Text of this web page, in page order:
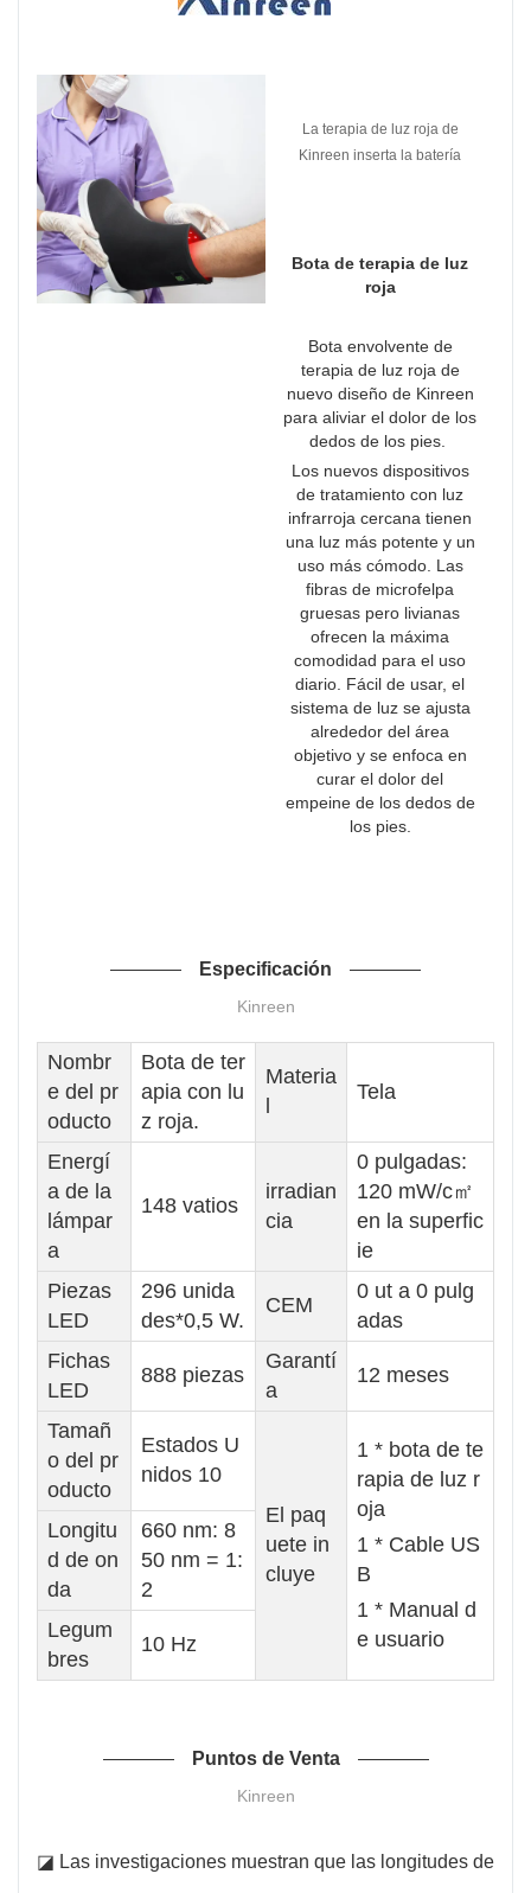
La terapia de luz roja de
Kinreen inserta la batería
cables.
Bota de terapia de luz
roja
Bota envolvente de
terapia de luz roja de
nuevo diseño de Kinreen
para aliviar el dolor de los
dedos de los pies.
Los nuevos dispositivos
de tratamiento con luz
infrarroja cercana tienen
una luz más potente y un
uso más cómodo. Las
fibras de microfelpa
gruesas pero livianas
ofrecen la máxima
comodidad para el uso
diario. Fácil de usar, el
sistema de luz se ajusta
alrededor del área
objetivo y se enfoca en
curar el dolor del
empeine de los dedos de
los pies.
Especificación
Kinreen
Nombr
e del pr
oducto
Bota de ter
apia con lu
z roja.
Materia
l
Tela
Energí
a de la
lámpar
a
148 vatios
irradian
cia
0 pulgadas:
120 mW/c㎡
en la superfic
ie
Piezas
LED
296 unida
des*0,5 W.
CEM
0 ut a 0 pulg
adas
Fichas
LED
888 piezas
Garantí
a
12 meses
Tamañ
o del pr
oducto
Estados U
nidos 10
El paq
uete in
cluye
1 * bota de te
rapia de luz r
oja
1 * Cable US
B
1 * Manual d
e usuario
Longitu
d de on
da
660 nm: 8
50 nm = 1:
2
Legum
bres
10 Hz
Puntos de Venta
Kinreen
◪ Las investigaciones muestran que las longitudes de